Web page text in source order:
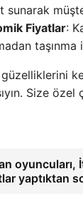
sunarak
Fiyatlar:
güzelliklerini
Size
oyuncuları,
yaptıktan